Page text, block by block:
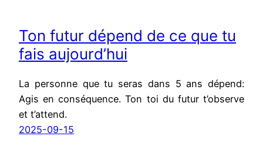
Ton futur dépend de ce que tu
fais aujourd’hui
La personne que tu seras dans 5 ans dépend:
Agis en conséquence. Ton toi du futur t’observe
et t’attend.
2025-09-15